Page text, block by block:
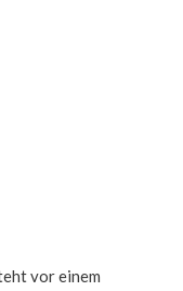
vor einem